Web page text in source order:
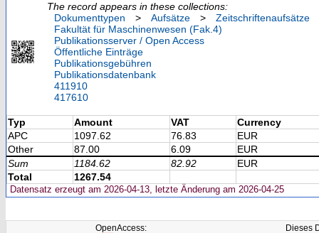
The record appears in these collections:
Dokumenttypen
> Aufsätze >
Zeitschriftenaufsätze
Fakultät für Maschinenwesen (Fak.4)
Publikationsserver / Open Access
Öffentliche Einträge
Publikationsgebühren
Publikationsdatenbank
411910
417610
Typ Amount VAT
Currency
APC
1097.62 76.83
EUR
Other
87.00 6.09
EUR
Sum
1184.62 82.92
EUR
Total
1267.54
Datensatz erzeugt am 2026-04-13, letzte Änderung am 2026-04-25
OpenAccess: Dieses